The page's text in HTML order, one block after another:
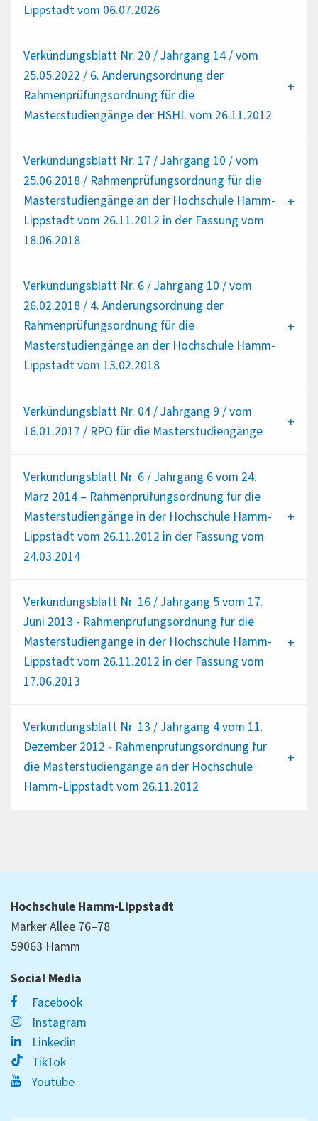
Lippstadt vom 06.07.2026
Verkündungsblatt Nr. 20 / Jahrgang 14 / vom
25.05.2022 / 6. Änderungsordnung der
Rahmenprüfungsordnung für die
Masterstudiengänge der HSHL vom 26.11.2012
Verkündungsblatt Nr. 17 / Jahrgang 10 / vom
25.06.2018 / Rahmenprüfungsordnung für die
Masterstudiengänge an der Hochschule Hamm-
Lippstadt vom 26.11.2012 in der Fassung vom
18.06.2018
Verkündungsblatt Nr. 6 / Jahrgang 10 / vom
26.02.2018 / 4. Änderungsordnung der
Rahmenprüfungsordnung für die
Masterstudiengänge an der Hochschule Hamm-
Lippstadt vom 13.02.2018
Verkündungsblatt Nr. 04 / Jahrgang 9 / vom
16.01.2017 / RPO für die Masterstudiengänge
Verkündungsblatt Nr. 6 / Jahrgang 6 vom 24.
März 2014 – Rahmenprüfungsordnung für die
Masterstudiengänge in der Hochschule Hamm-
Lippstadt vom 26.11.2012 in der Fassung vom
24.03.2014
Verkündungsblatt Nr. 16 / Jahrgang 5 vom 17.
Juni 2013 - Rahmenprüfungsordnung für die
Masterstudiengänge in der Hochschule Hamm-
Lippstadt vom 26.11.2012 in der Fassung vom
17.06.2013
Verkündungsblatt Nr. 13 / Jahrgang 4 vom 11.
Dezember 2012 - Rahmenprüfungsordnung für
die Masterstudiengänge an der Hochschule
Hamm-Lippstadt vom 26.11.2012
Hochschule Hamm-Lippstadt
Marker Allee 76–78
59063 Hamm
Social Media
Facebook
Instagram
Linkedin
TikTok
Youtube